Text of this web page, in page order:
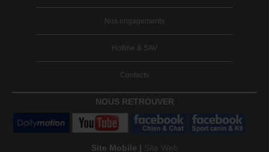
Nos engagements
Hotline & SAV
Contacts
NOUS RETROUVER
Site Mobile | Site Web